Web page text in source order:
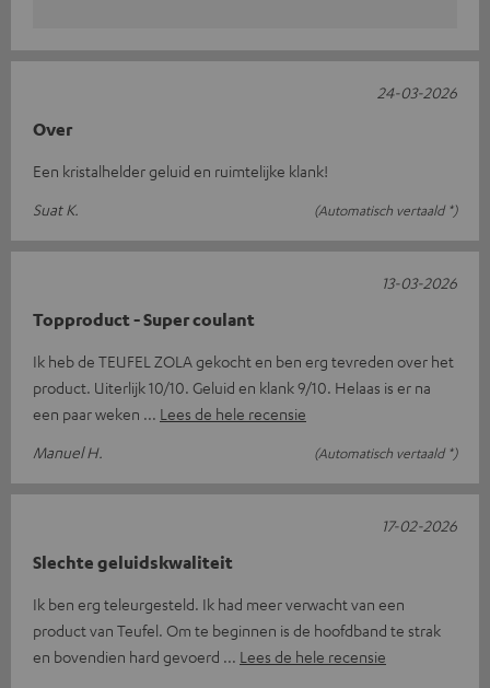
Over
Een kristalhelder geluid en ruimtelijke klank!
Suat K.
(Automatisch vertaald *)
24-03-2026
Topproduct - Super coulant
Ik heb de TEUFEL ZOLA gekocht en ben erg tevreden over het
product. Uiterlijk 10/10. Geluid en klank 9/10. Helaas is er na
een paar weken
Lees de hele recensie
Manuel H.
(Automatisch vertaald *)
13-03-2026
Slechte geluidskwaliteit
Ik ben erg teleurgesteld. Ik had meer verwacht van een
product van Teufel. Om te beginnen is de hoofdband te strak
en bovendien hard gevoerd
Lees de hele recensie
17-02-2026